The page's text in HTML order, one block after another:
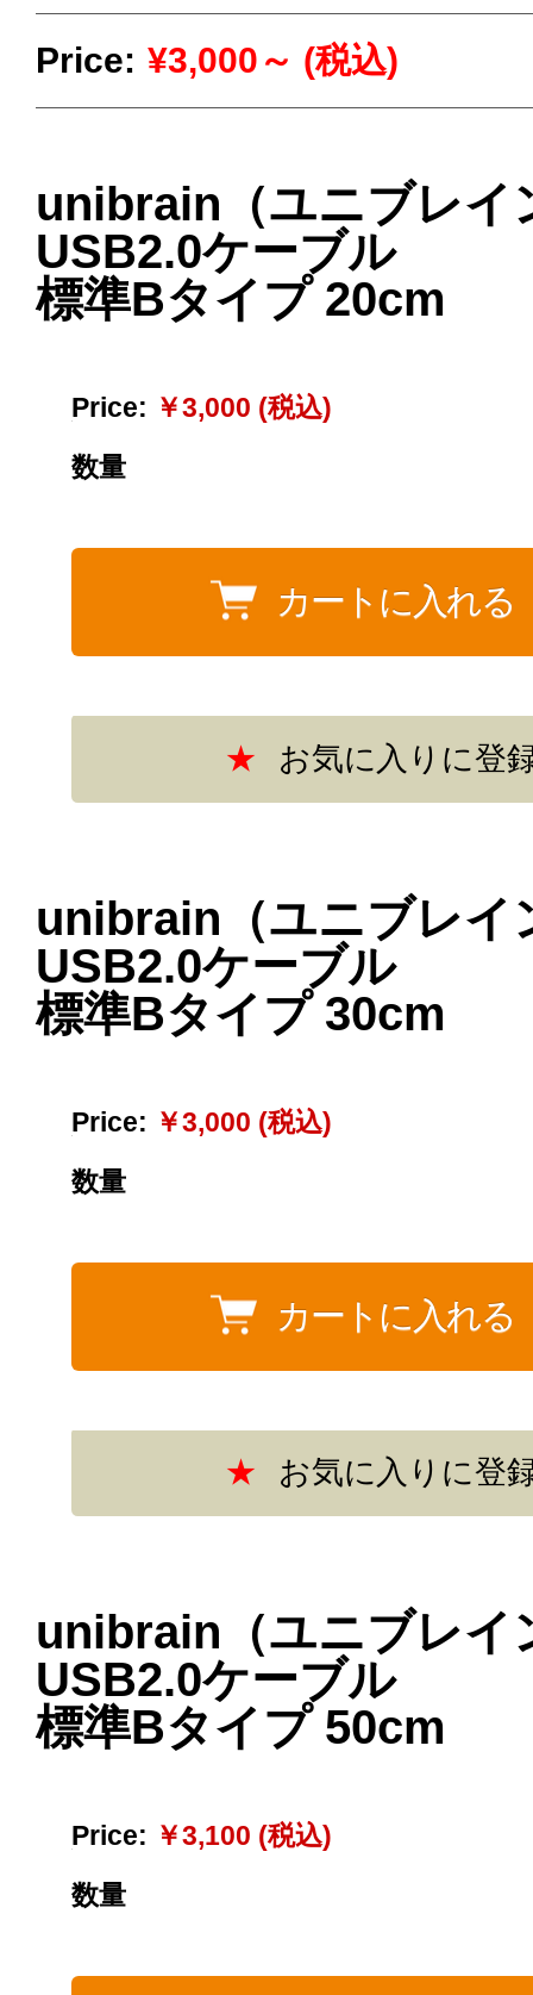
Price: ¥3,000～ (税込)
unibrain（ユニブレイ
USB2.0ケーブル
標準Bタイプ 20cm
Price: ￥3,000 (税込)
数量
unibrain（ユニブレイ
USB2.0ケーブル
標準Bタイプ 30cm
Price: ￥3,000 (税込)
数量
unibrain（ユニブレイ
USB2.0ケーブル
標準Bタイプ 50cm
Price: ￥3,100 (税込)
数量